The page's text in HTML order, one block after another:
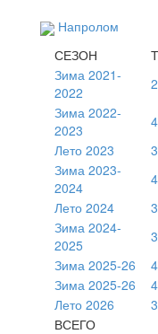
Напролом
СЕЗОН
Зима 2021-
2022
Зима 2022-
2023
Лето 2023
Зима 2023-
2024
Лето 2024
Зима 2024-
2025
Зима 2025-26
Зима 2025-26
Лето 2026
ВСЕГО